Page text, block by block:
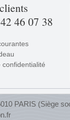
46 07 38
confidentialité
PARIS (Siège